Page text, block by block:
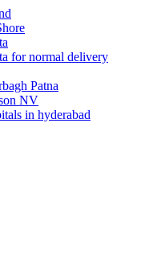
for normal delivery
Patna
NV
in hyderabad